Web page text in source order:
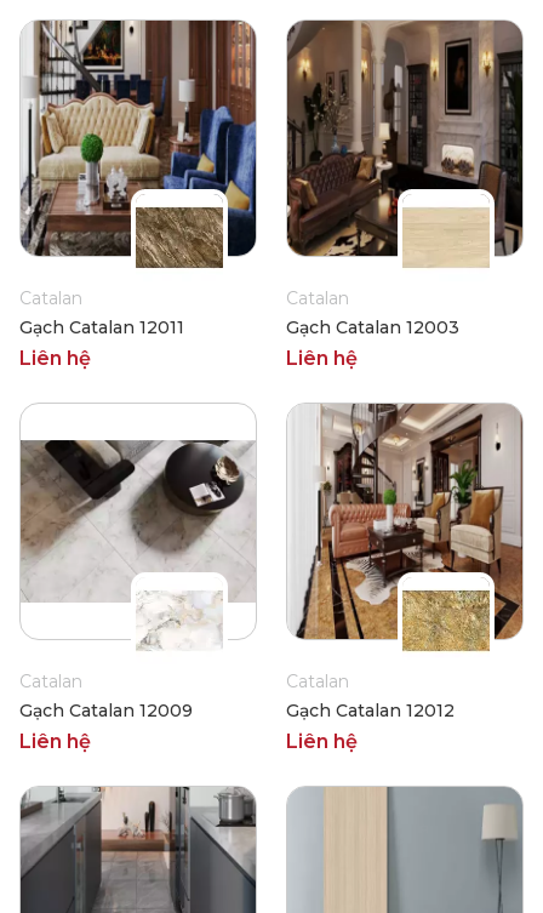
Catalan
Gạch Catalan 12011
Liên hệ
Catalan
Gạch Catalan 12003
Liên hệ
Catalan
Gạch Catalan 12009
Liên hệ
Catalan
Gạch Catalan 12012
Liên hệ